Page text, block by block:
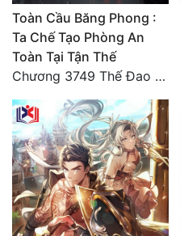
Toàn Cầu Băng Phong :
Ta Chế Tạo Phòng An
Toàn Tại Tận Thế
Chương 3749 Thế Đao xuất kích